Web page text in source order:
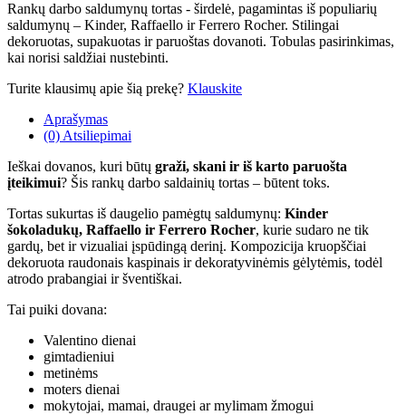
Rankų darbo saldumynų tortas - širdelė, pagamintas iš populiarių
saldumynų – Kinder, Raffaello ir Ferrero Rocher. Stilingai
dekoruotas, supakuotas ir paruoštas dovanoti. Tobulas pasirinkimas,
kai norisi saldžiai nustebinti.
Turite klausimų apie šią prekę? Klauskite
Aprašymas
(0) Atsiliepimai
Ieškai dovanos, kuri būtų graži, skani ir iš karto paruošta
įteikimui? Šis rankų darbo saldainių tortas – būtent toks.
Tortas sukurtas iš daugelio pamėgtų saldumynų: Kinder
šokoladukų, Raffaello ir Ferrero Rocher, kurie sudaro ne tik
gardų, bet ir vizualiai įspūdingą derinį. Kompozicija kruopščiai
dekoruota raudonais kaspinais ir dekoratyvinėmis gėlytėmis, todėl
atrodo prabangiai ir šventiškai.
Tai puiki dovana:
Valentino dienai
gimtadieniui
metinėms
moters dienai
mokytojai, mamai, draugei ar mylimam žmogui